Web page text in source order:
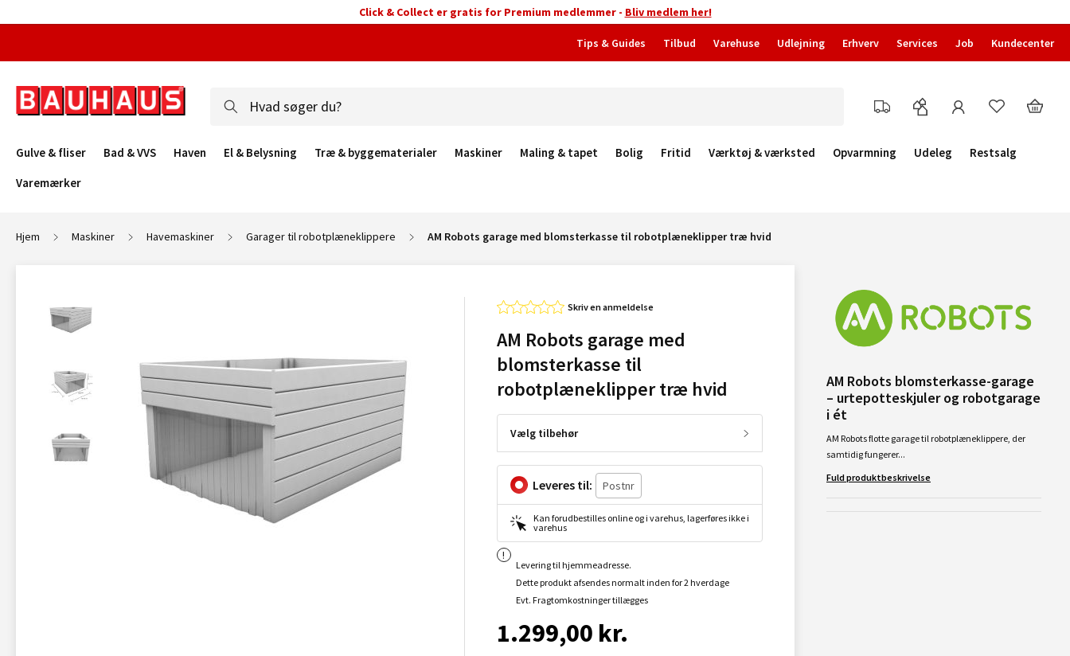
Click & Collect er gratis for Premium medlemmer - Bliv medlem her!
Tips & Guides Tilbud Varehuse Udlejning Erhverv Services Job Kundecenter
Gulve & fliser Bad & VVS Haven El & Belysning Træ & byggematerialer Maskiner Maling & tapet Bolig Fritid Værktøj & værksted Opvarmning Udeleg
Restsalg
Varemærker
Hjem Maskiner Havemaskiner Garager til robotplæneklippere AM Robots garage med blomsterkasse til robotplæneklipper træ hvid
Skriv en anmeldelse
AM Robots garage med
blomsterkasse til
robotplæneklipper træ hvid
Vælg tilbehør
Leveres til:
Kan forudbestilles online og i varehus, lagerføres ikke i
varehus
Levering til hjemmeadresse.
Dette produkt afsendes normalt inden for 2 hverdage
Evt. Fragtomkostninger tillægges
1.299,00 kr.
AM Robots blomsterkasse-garage
– urtepotteskjuler og robotgarage
i ét
AM Robots flotte garage til robotplæneklippere, der
samtidig fungerer...
Fuld produktbeskrivelse